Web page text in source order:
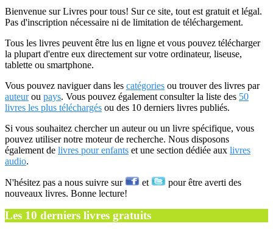
Bienvenue sur Livres pour tous! Sur ce site, tout est gratuit et légal.
Pas d'inscription nécessaire ni de limitation de téléchargement.
Tous les livres peuvent être lus en ligne et vous pouvez télécharger
la plupart d'entre eux directement sur votre ordinateur, liseuse,
tablette ou smartphone.
Vous pouvez naviguer dans les catégories ou trouver des livres par
auteurou pays. Vous pouvez également consulter la liste des 50
livres les plus téléchargés ou des 10 derniers livres publiés.
Si vous souhaitez chercher un auteur ou un livre spécifique, vous
pouvez utiliser notre moteur de recherche. Nous disposons
également de livres pour enfants et une section dédiée aux livres
audio.
N'hésitez pas a nous suivre sur et
pour être averti des
nouveaux livres. Bonne lecture!
Les 10 derniers livres gratuits